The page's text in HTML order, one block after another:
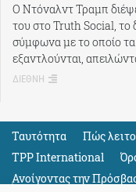
Ο Ντόναλντ Τραμπ
του στο Truth Social,
σύμφωνα με το οποίο
εξαντλούνται,
ΔΙΕΘΝΗ
Ταυτότητα Πώς
TPP International
Ανοίγοντας την
Όλους